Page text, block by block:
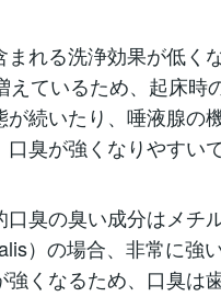
れる洗浄効果が低く
えているため、起床時
が続いたり、唾液腺の
臭が強くなりやすいで
臭の臭い成分はメチ
）の場合、非常に強
くなるため、口臭は